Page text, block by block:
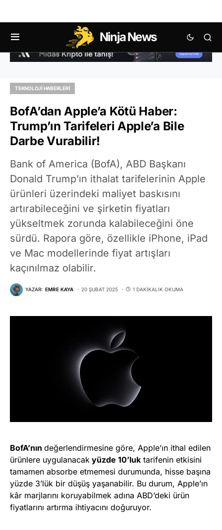
Ninja News
TEKNOLOJI HABERLERI
BofA’dan Apple’a Kötü Haber:
Trump’ın Tarifeleri Apple’a Bile
Darbe Vurabilir!
Bank of America (BofA), ABD Başkanı
Donald Trump’ın ithalat tarifelerinin Apple
ürünleri üzerindeki maliyet baskısını
artırabileceğini ve şirketin fiyatları
yükseltmek zorunda kalabileceğini öne
sürdü. Rapora göre, özellikle iPhone, iPad
ve Mac modellerinde fiyat artışları
kaçınılmaz olabilir.
YAZAR: EMRE KAYA 20 ŞUBAT 2025 1 DAKIKALIK OKUMA
BofA’nın değerlendirmesine göre, Apple’ın ithal edilen
ürünlere uygulanacak yüzde 10’luk tarifenin etkisini
tamamen absorbe etmemesi durumunda, hisse başına
yüzde 3’lük bir düşüş yaşanabilir. Bu durum, Apple’ın
kâr marjlarını koruyabilmek adına ABD’deki ürün
fiyatlarını artırma ihtiyacını doğuruyor.